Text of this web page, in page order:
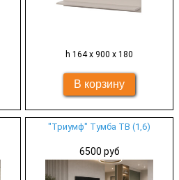
h 164 х 900 х 180
"Триумф" Тумба ТВ (1,6)
6500 руб